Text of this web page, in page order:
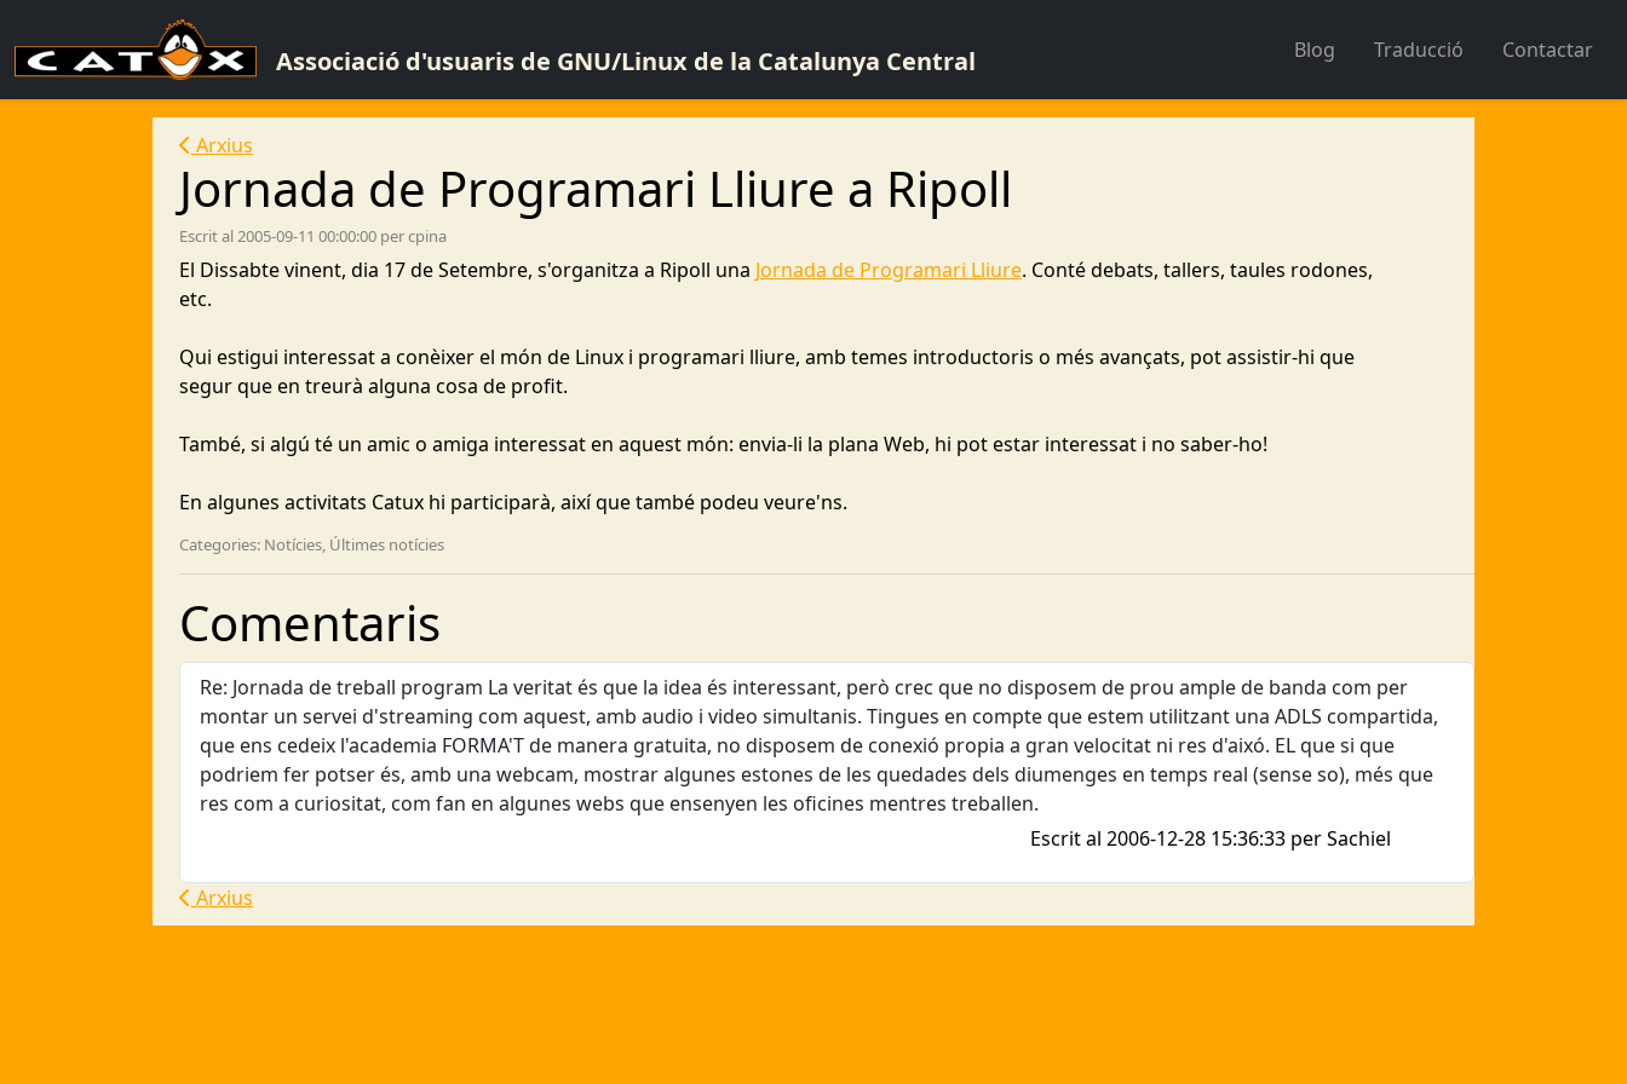
Associació d'usuaris de GNU/Linux de la Catalunya Central Blog Traducció Contactar
Arxius
Jornada de Programari Lliure a Ripoll
Escrit al 2005-09-11 00:00:00 per cpina
El Dissabte vinent, dia 17 de Setembre, s'organitza a Ripoll una Jornada de Programari Lliure. Conté debats, tallers, taules rodones,
etc.
Qui estigui interessat a conèixer el món de Linux i programari lliure, amb temes introductoris o més avançats, pot assistir-hi que
segur que en treurà alguna cosa de profit.
També, si algú té un amic o amiga interessat en aquest món: envia-li la plana Web, hi pot estar interessat i no saber-ho!
En algunes activitats Catux hi participarà, així que també podeu veure'ns.
Categories: Notícies, Últimes notícies
Comentaris
Re: Jornada de treball program La veritat és que la idea és interessant, però crec que no disposem de prou ample de banda com per
montar un servei d'streaming com aquest, amb audio i video simultanis. Tingues en compte que estem utilitzant una ADLS compartida,
que ens cedeix l'academia FORMA'T de manera gratuita, no disposem de conexió propia a gran velocitat ni res d'aixó. EL que si que
podriem fer potser és, amb una webcam, mostrar algunes estones de les quedades dels diumenges en temps real (sense so), més que
res com a curiositat, com fan en algunes webs que ensenyen les oficines mentres treballen.
Escrit al 2006-12-28 15:36:33 per Sachiel
Arxius